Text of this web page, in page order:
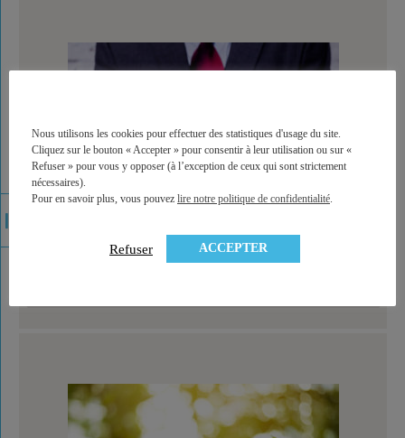
Nous utilisons les cookies pour effectuer des statistiques d'usage du site.
Cliquez sur le bouton « Accepter » pour consentir à leur utilisation ou sur «
Refuser » pour vous y opposer (à l’exception de ceux qui sont strictement
nécessaires).
Pour en savoir plus, vous pouvez lire notre politique de confidentialité.
Refuser ACCEPTER